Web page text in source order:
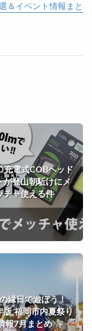
＆イベント情報まと
充電式COBヘッド
が登山朝駈けにメ
チャ使える件
縁日で遊ぼう！
版 福岡市内夏祭り
報7月まとめ